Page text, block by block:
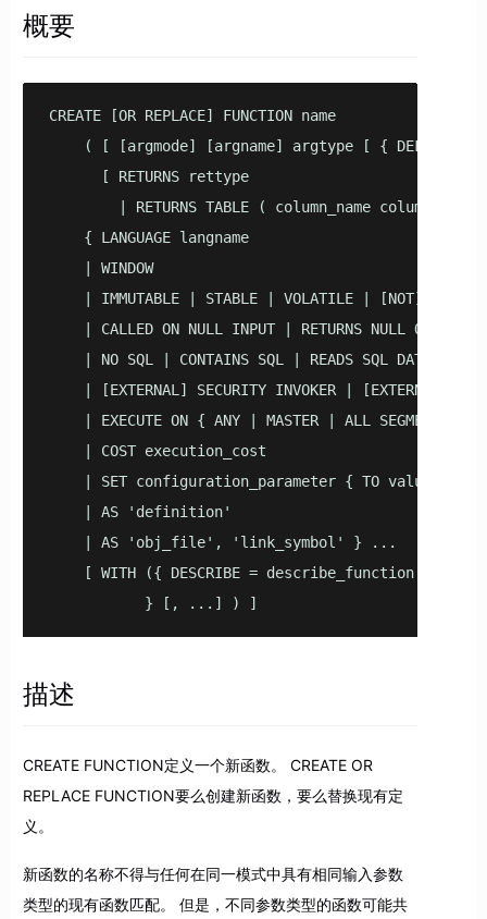
概要
CREATE [OR REPLACE] FUNCTION name
( [ [argmode] [argname] argtype [ { DEFAULT |
      [ RETURNS rettype
| RETURNS TABLE ( column_name column_type
    { LANGUAGE langname
    | WINDOW
| IMMUTABLE | STABLE | VOLATILE | [NOT]
| CALLED ON NULL INPUT | RETURNS NULL ON NULL
| NO SQL | CONTAINS SQL | READS SQL DATA |
| [EXTERNAL] SECURITY INVOKER | [EXTERNAL]
| EXECUTE ON { ANY | MASTER | ALL SEGMENTS |
    | COST execution_cost
| SET configuration_parameter { TO value | =
    | AS 'definition'
    | AS 'obj_file', 'link_symbol' } ...
    [ WITH ({ DESCRIBE = describe_function
           } [, ...] ) ]
描述
CREATE FUNCTION定义一个新函数。 CREATE OR
REPLACE FUNCTION要么创建新函数，要么替换现有定
义。
新函数的名称不得与任何在同一模式中具有相同输入参数
类型的现有函数匹配。 但是，不同参数类型的函数可能共